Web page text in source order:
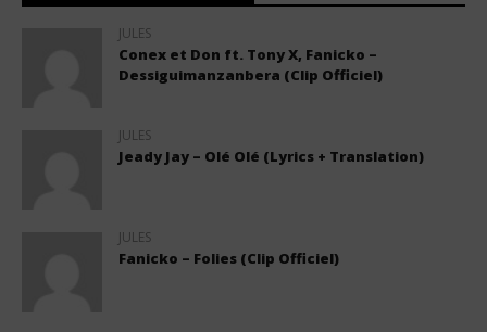
JULES
Conex et Don ft. Tony X, Fanicko –
Dessiguimanzanbera (Clip Officiel)
JULES
Jeady Jay – Olé Olé (Lyrics + Translation)
JULES
Fanicko – Folies (Clip Officiel)